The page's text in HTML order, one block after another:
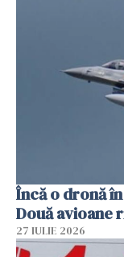
Încă o dronă
Două avioane
27 IULIE 2026